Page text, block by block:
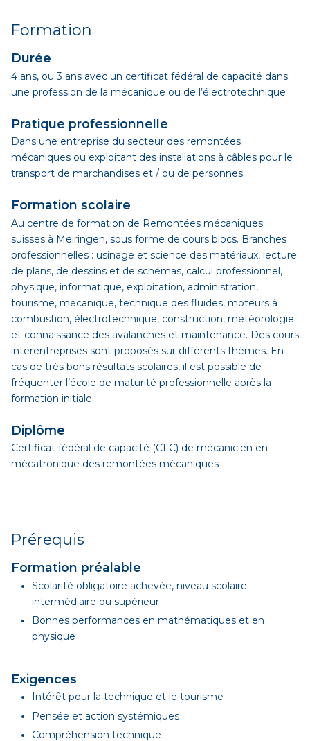
Formation
Durée
4 ans, ou 3 ans avec un certificat fédéral de capacité dans
une profession de la mécanique ou de l’électrotechnique
Pratique professionnelle
Dans une entreprise du secteur des remontées
mécaniques ou exploitant des installations à câbles pour le
transport de marchandises et / ou de personnes
Formation scolaire
Au centre de formation de Remontées mécaniques
suisses à Meiringen, sous forme de cours blocs. Branches
professionnelles : usinage et science des matériaux, lecture
de plans, de dessins et de schémas, calcul professionnel,
physique, informatique, exploitation, administration,
tourisme, mécanique, technique des fluides, moteurs à
combustion, électrotechnique, construction, météorologie
et connaissance des avalanches et maintenance. Des cours
interentreprises sont proposés sur différents thèmes. En
cas de très bons résultats scolaires, il est possible de
fréquenter l’école de maturité professionnelle après la
formation initiale.
Diplôme
Certificat fédéral de capacité (CFC) de mécanicien en
mécatronique des remontées mécaniques
Prérequis
Formation préalable
Scolarité obligatoire achevée, niveau scolaire
intermédiaire ou supérieur
Bonnes performances en mathématiques et en
physique
Exigences
Intérêt pour la technique et le tourisme
Pensée et action systémiques
Compréhension technique